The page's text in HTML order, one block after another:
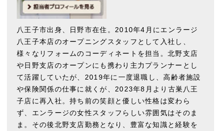
八王子市出身、日野市在住。2010年4月にエンラージ
八王子本店のオープニングスタッフとして入社し、
様々なリフォームのコーディネートを担当。北野支店
や日野支店のオープンにも携わり主力プランナーとし
て活躍していたが、2019年に一度退職し、高齢者施設
や保険関係の仕事に就くが、2023年8月より古巣八王
子店に再入社。持ち前の笑顔と優しい性格は変わら
ず、エンラージの女性スタッフらしい雰囲気はそのま
ま。その後北野支店勤務となり、豊富な知識と経験を